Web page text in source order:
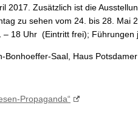
2017. Zusätzlich ist die
zu sehen vom 24. bis 28. Mai
– 18 Uhr (Eintritt frei); Führungen
Bonhoeffer-Saal, Haus
Propaganda“